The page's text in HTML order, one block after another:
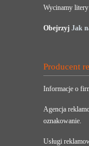
Wycinamy
Obejrzyj Jak
Producent
Informacje o
Agencja
oznakowanie.
Usługi